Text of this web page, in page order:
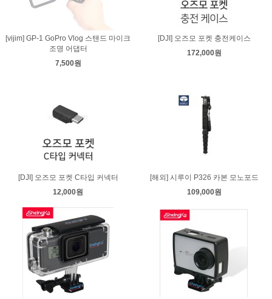
[vijim] GP-1 GoPro Vlog 스탠드 마이크
조명 어댑터
7,500원
[DJI] 오즈모 포켓 충전케이스
172,000원
[DJI] 오즈모 포켓 C타입 커넥터
12,000원
[해외] 시루이 P326 카본 모노포드
109,000원